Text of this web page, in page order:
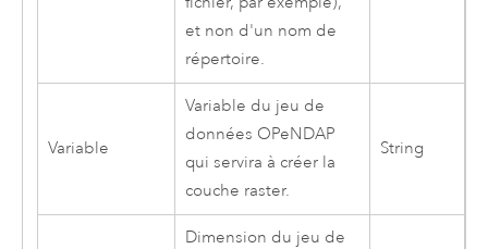
et non d'un nom de
répertoire.
Variable
Variable du jeu de
données OPeNDAP
qui servira à créer la
couche raster.
String
Dimension du jeu de